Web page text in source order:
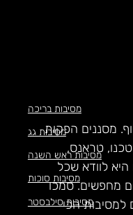
מסיבות בריכה
מסיבות גג
מסיבות ראש השנה
מסיבות סוכות
מסיבות סילבסטר
מסננים הפקות
טראנס,
לוודא שכל
מחפשים. סמכו
למסיבות הכי